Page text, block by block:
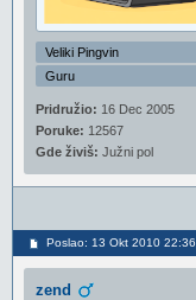
Veliki Pingvin
Guru
Pridružio: 16 Dec 2005
Poruke: 12567
Gde živiš: Južni pol
Poslao: 13 Okt 2010 22:36
zend